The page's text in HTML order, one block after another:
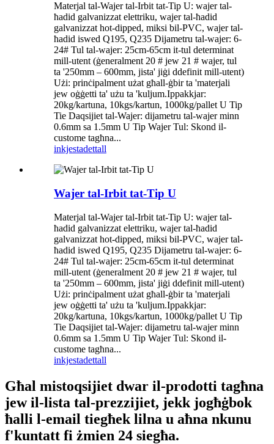
Materjal tal-Wajer tal-Irbit tat-Tip U: wajer tal-
ħadid galvanizzat elettriku, wajer tal-ħadid
galvanizzat hot-dipped, miksi bil-PVC, wajer tal-
ħadid iswed Q195, Q235 Dijametru tal-wajer: 6-
24# Tul tal-wajer: 25cm-65cm it-tul determinat
mill-utent (ġeneralment 20 # jew 21 # wajer, tul
ta '250mm – 600mm, jista' jiġi ddefinit mill-utent)
Użi: prinċipalment użat għall-ġbir ta 'materjali
jew oġġetti ta' użu ta 'kuljum.Ippakkjar:
20kg/kartuna, 10kgs/kartun, 1000kg/pallet U Tip
Tie Daqsijiet tal-Wajer: dijametru tal-wajer minn
0.6mm sa 1.5mm U Tip Wajer Tul: Skond il-
custome tagħna...
inkjestadettall
Wajer tal-Irbit tat-Tip U
Materjal tal-Wajer tal-Irbit tat-Tip U: wajer tal-
ħadid galvanizzat elettriku, wajer tal-ħadid
galvanizzat hot-dipped, miksi bil-PVC, wajer tal-
ħadid iswed Q195, Q235 Dijametru tal-wajer: 6-
24# Tul tal-wajer: 25cm-65cm it-tul determinat
mill-utent (ġeneralment 20 # jew 21 # wajer, tul
ta '250mm – 600mm, jista' jiġi ddefinit mill-utent)
Użi: prinċipalment użat għall-ġbir ta 'materjali
jew oġġetti ta' użu ta 'kuljum.Ippakkjar:
20kg/kartuna, 10kgs/kartun, 1000kg/pallet U Tip
Tie Daqsijiet tal-Wajer: dijametru tal-wajer minn
0.6mm sa 1.5mm U Tip Wajer Tul: Skond il-
custome tagħna...
inkjestadettall
Għal mistoqsijiet dwar il-prodotti tagħna
jew il-lista tal-prezzijiet, jekk jogħġbok
ħalli l-email tiegħek lilna u aħna nkunu
f'kuntatt fi żmien 24 siegħa.